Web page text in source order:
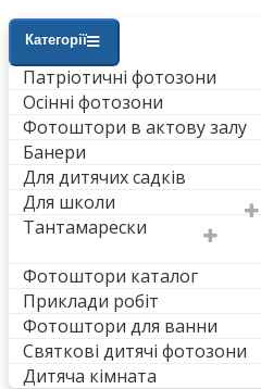
Категорії
Патріотичні фотозони
Осінні фотозони
Фотоштори в актову залу
Банери
Для дитячих садків
Для школи
Тантамарески
Фотоштори каталог
Приклади робіт
Фотоштори для ванни
Святкові дитячі фотозони
Дитяча кімната